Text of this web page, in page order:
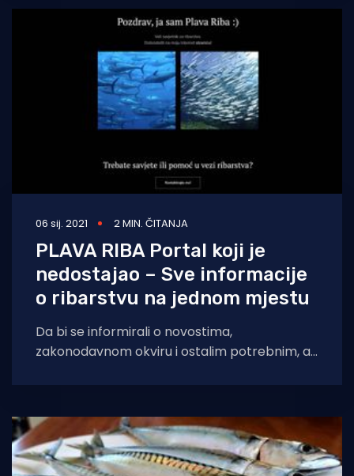
06 sij. 2021 2 MIN. ČITANJA
PLAVA RIBA Portal koji je
nedostajao – Sve informacije
o ribarstvu na jednom mjestu
Da bi se informirali o novostima,
zakonodavnom okviru i ostalim potrebnim, ali
sportski ribolovci, ekolozi, ihtiolozi,